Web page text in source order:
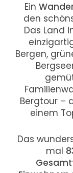
Ein
den
Das Land
Bergen,
Bergtour –
einem
Das
mal